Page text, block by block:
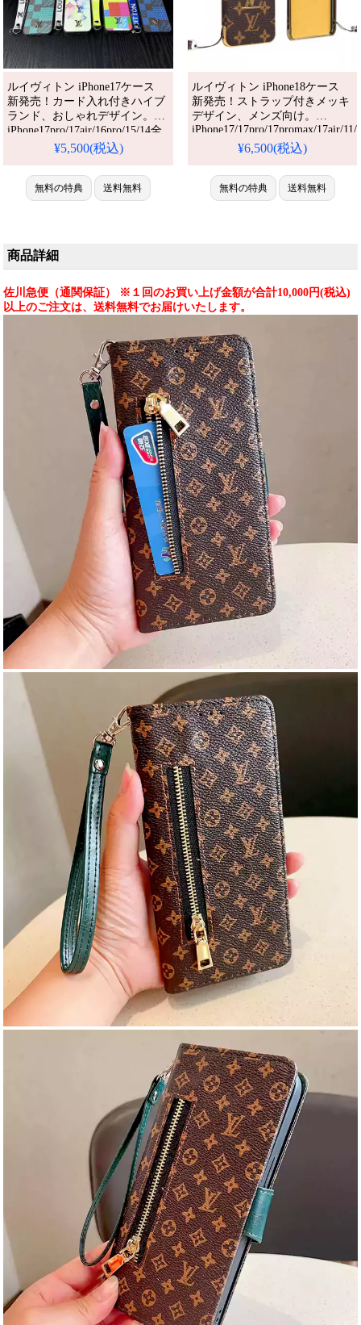
ルイヴィトン iPhone17ケース
新発売！カード入れ付きハイブ
ランド、おしゃれデザイン。
iPhone17pro/17air/16pro/15/14全
機種対応。芸能人も愛用する人
機能仕様。かわいいカード収納
スタイルが流行り、格安で手に
入り、iPhone16pro/15promaxケ
ース対応）
¥5,500(税込)
無料の特典 送料無料
ルイヴィトン iPhone18ケース
新発売！ストラップ付きメッキ
デザイン、メンズ向け。
iPhone17/17pro/17promax/17air/11/
全機種対応。芸能人も愛用する
人気ブランド、耐衝撃＆防水の
タイルが流行り、格安で手に入
り、iPhone17pro/16promaxケー
¥6,500(税込)
無料の特典 送料無料
商品詳細
佐川急便（通関保証） ※１回のお買い上げ金額が合計10,000円(税込)
以上のご注文は、送料無料でお届けいたします。